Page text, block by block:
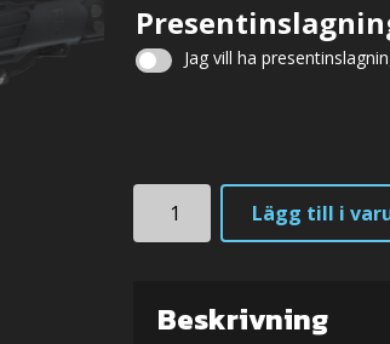
Jag vill ha
F1xez
mängd
Lägg till i
Beskrivning